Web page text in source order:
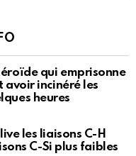
qui emprisonne
avoir incinéré les
heures
les liaisons C-H
C-Si plus faibles